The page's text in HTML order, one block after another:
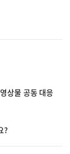
상물 공동 대응
?